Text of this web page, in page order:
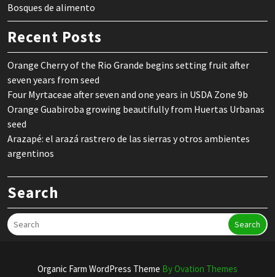
Bosques de alimento
Recent Posts
Orange Cherry of the Rio Grande begins setting fruit after
seven years from seed
Four Myrtaceae after seven and one years in USDA Zone 9b
Orange Guabiroba growing beautifully from Huertas Urbanas
seed
Arazapé: el arazá rastrero de las sierras y otros ambientes
argentinos
Search
Search
Organic Farm WordPress Theme By Ovation Themes